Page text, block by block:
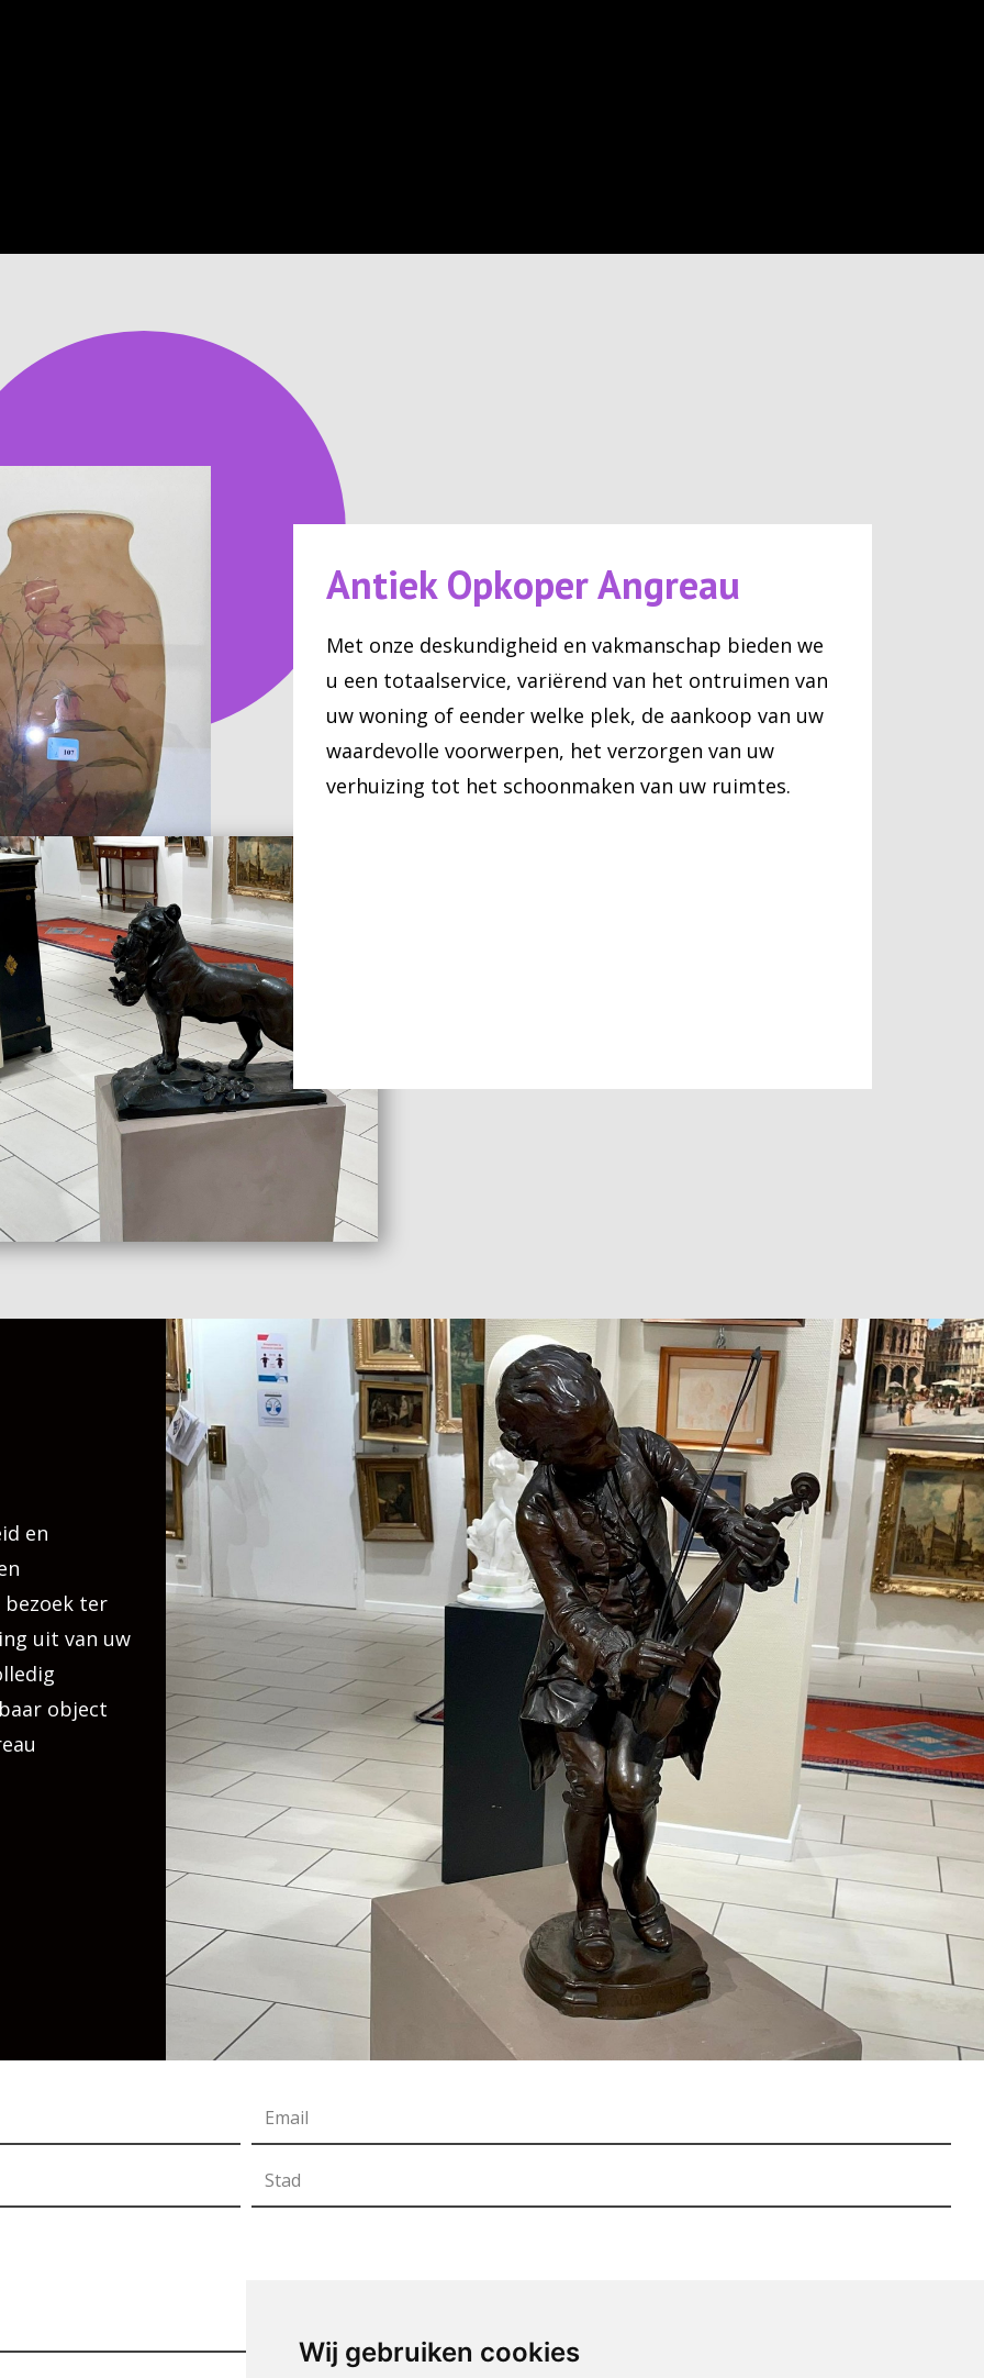
Wij gebruiken cookies
Antiek Opkoper Angreau
Met onze deskundigheid en vakmanschap bieden we
u een totaalservice, variërend van het ontruimen van
uw woning of eender welke plek, de aankoop van uw
waardevolle voorwerpen, het verzorgen van uw
verhuizing tot het schoonmaken van uw ruimtes.
en
bezoek ter
uit van uw
object